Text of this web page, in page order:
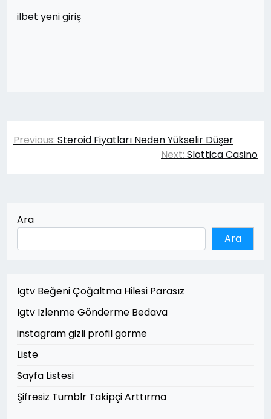
ilbet yeni giriş
Yazı
Previous: Steroid Fiyatları Neden Yükselir Düşer
Next: Slottica Casino
Ara
Ara
Igtv Beğeni Çoğaltma Hilesi Parasız
Igtv Izlenme Gönderme Bedava
instagram gizli profil görme
Liste
Sayfa Listesi
Şifresiz Tumblr Takipçi Arttırma